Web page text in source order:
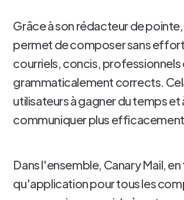
Grâce à son rédacteur de pointe,
permet de composer sans
courriels, concis, professionnels
grammaticalement corrects.
utilisateurs à gagner du temps et
communiquer plus efficacement
Dans l'ensemble, Canary Mail,
qu'application pour tous les